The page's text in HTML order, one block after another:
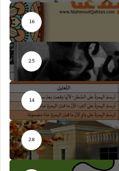
16
25
14
28